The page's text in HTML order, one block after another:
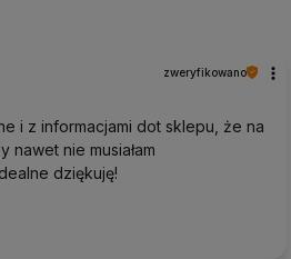
zweryfikowano
i z informacjami dot sklepu, że na
nie musiałam
dziękuję!